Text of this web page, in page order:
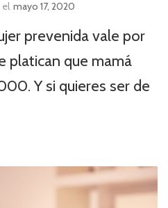
el mayo 17, 2020
prevenida vale por
platican que mamá
Y si quieres ser de